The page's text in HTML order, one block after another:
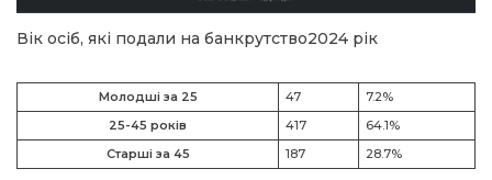
Вік осіб, які подали на банкрутство2024 рік
Молодші за 25 47
7.2%
25-45 років
417
64.1%
Старші за 45
187 28.7%